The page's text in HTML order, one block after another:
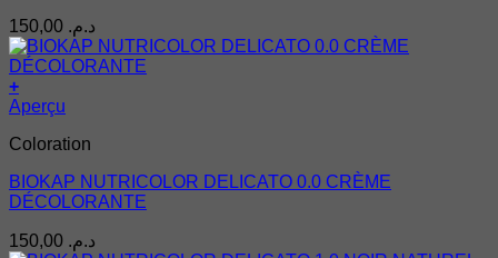
د.م.
+
Aperçu
Coloration
BIOKAP NUTRICOLOR DELICATO 0.0 CRÈME
DÉCOLORANTE
د.م.